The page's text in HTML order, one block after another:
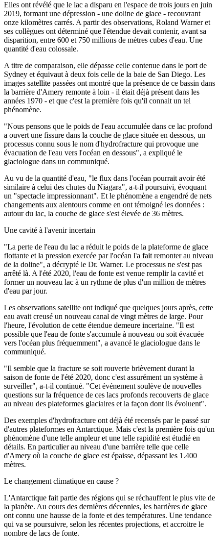
Elles ont révélé que le lac a disparu en l'espace de trois jours en juin
2019, formant une dépression - une doline de glace - recouvrant
onze kilomètres carrés. A partir des observations, Roland Warner et
ses collègues ont déterminé que l'étendue devait contenir, avant sa
disparition, entre 600 et 750 millions de mètres cubes d'eau. Une
quantité d'eau colossale.
A titre de comparaison, elle dépasse celle contenue dans le port de
Sydney et équivaut à deux fois celle de la baie de San Diego. Les
images satellite passées ont montré que la présence de ce bassin dans
la barrière d'Amery remonte à loin - il était déjà présent dans les
années 1970 - et que c'est la première fois qu'il connait un tel
phénomène.
"Nous pensons que le poids de l'eau accumulée dans ce lac profond
a ouvert une fissure dans la couche de glace située en dessous, un
processus connu sous le nom d'hydrofracture qui provoque une
évacuation de l'eau vers l'océan en dessous", a expliqué le
glaciologue dans un communiqué.
Au vu de la quantité d'eau, "le flux dans l'océan pourrait avoir été
similaire à celui des chutes du Niagara", a-t-il poursuivi, évoquant
un "spectacle impressionnant". Et le phénomène a engendré de nets
changements aux alentours comme en ont témoigné les données :
autour du lac, la couche de glace s'est élevée de 36 mètres.
Une cavité à l'avenir incertain
"La perte de l'eau du lac a réduit le poids de la plateforme de glace
flottante et la pression exercée par l'océan l'a fait remonter au niveau
de la doline", a décrypté le Dr. Warner. Le processus ne s'est pas
arrêté là. A l'été 2020, l'eau de fonte est venue remplir la cavité et
former un nouveau lac à un rythme de plus d'un million de mètres
d'eau par jour.
Les observations satellite ont indiqué que quelques jours après, cette
eau avait creusé un nouveau canal de vingt mètres de large. Pour
l'heure, l'évolution de cette étendue demeure incertaine. "Il est
possible que l'eau de fonte s'accumule à nouveau ou soit évacuée
vers l'océan plus fréquemment", a avancé le glaciologue dans le
communiqué.
"Il semble que la fracture se soit rouverte brièvement durant la
saison de fonte de l'été 2020, donc c'est assurément un système à
surveiller", a-t-il continué. "Cet événement soulève de nouvelles
questions sur la fréquence de ces lacs profonds recouverts de glace
au niveau des plateformes glaciaires et la façon dont ils évoluent".
Des exemples d'hydrofracture ont déjà été recensés par le passé sur
d'autres plateformes en Antarctique. Mais c'est la première fois qu'un
phénomène d'une telle ampleur et une telle rapidité est étudié en
détails. En particulier au niveau d'une barrière telle que celle
d'Amery où la couche de glace est épaisse, dépassant les 1.400
mètres.
Le changement climatique en cause ?
L'Antarctique fait partie des régions qui se réchauffent le plus vite de
la planète. Au cours des dernières décennies, les barrières de glace
ont connu une hausse de la fonte et des températures. Une tendance
qui va se poursuivre, selon les récentes projections, et accroitre le
nombre de lacs de fonte.